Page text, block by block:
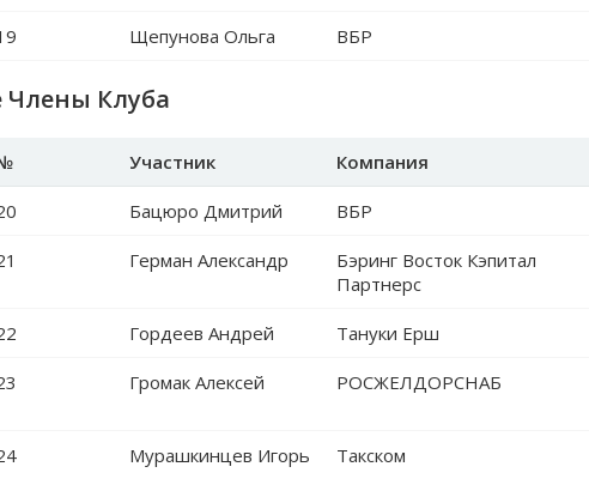
Щепунова Ольга ВБР
Члены Клуба
Участник Компания
Бацюро Дмитрий ВБР
Герман Александр
Бэринг Восток Кэпитал
Партнерс
Гордеев Андрей Тануки Ерш
Громак Алексей РОСЖЕЛДОРСНАБ
Мурашкинцев Игорь Такском